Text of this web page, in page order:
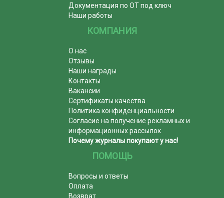
Документация по ОТ под ключ
Наши работы
КОМПАНИЯ
О нас
Отзывы
Наши награды
Контакты
Вакансии
Сертификаты качества
Политика конфиденциальности
Согласие на получение рекламных и
информационных рассылок
Почему журналы покупают у нас!
ПОМОЩЬ
Вопросы и ответы
Оплата
Возврат